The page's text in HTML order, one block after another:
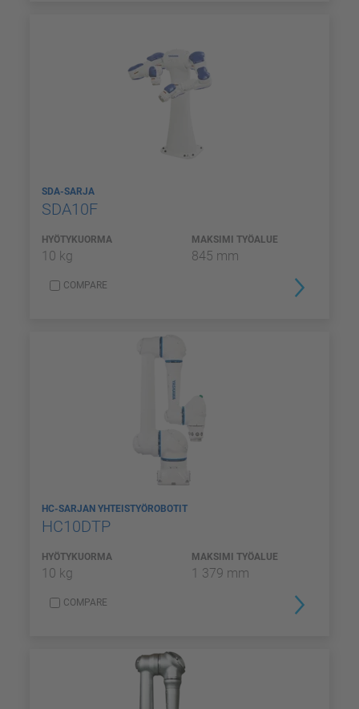
SDA-SARJA
SDA10F
HYÖTYKUORMA
10 kg
MAKSIMI TYÖALUE
845 mm
COMPARE
HC-SARJAN YHTEISTYÖROBOTIT
HC10DTP
HYÖTYKUORMA
10 kg
MAKSIMI TYÖALUE
1 379 mm
COMPARE